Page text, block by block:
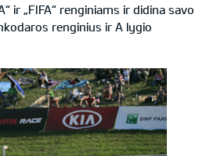
ir „FIFA“ renginiams ir didina savo
renginius ir A lygio